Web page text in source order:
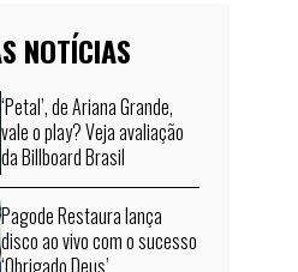
NOTÍCIAS
‘Petal’, de Ariana Grande,
vale o play? Veja avaliação
da Billboard Brasil
Pagode Restaura lança
disco ao vivo com o sucesso